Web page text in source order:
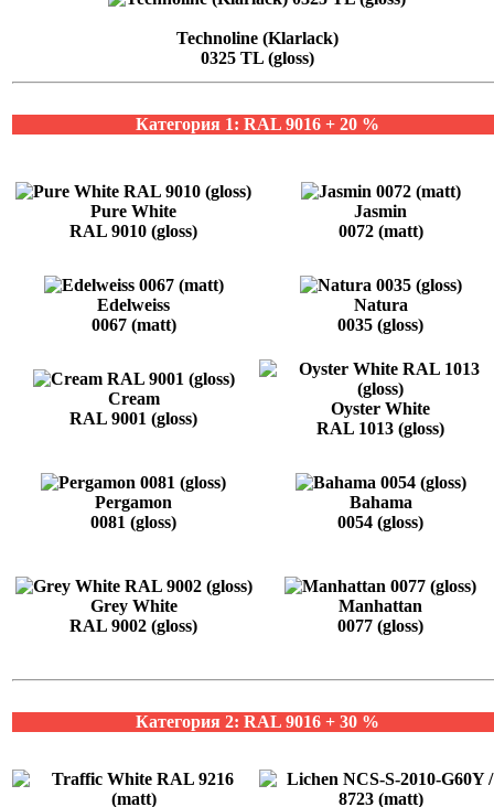
Technoline (Klarlack)
0325 TL (gloss)
Категория 1: RAL 9016 + 20 %
Pure White
RAL 9010 (gloss)
Jasmin
0072 (matt)
Edelweiss
0067 (matt)
Natura
0035 (gloss)
Cream
RAL 9001 (gloss)
Oyster White
RAL 1013 (gloss)
Pergamon
0081 (gloss)
Bahama
0054 (gloss)
Grey White
RAL 9002 (gloss)
Manhattan
0077 (gloss)
Категория 2: RAL 9016 + 30 %